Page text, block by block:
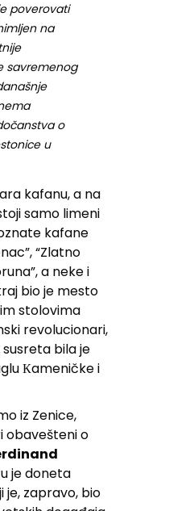
poverovati
na
savremenog
o
u
kafanu, a na
samo limeni
kafane
“Zlatno
a neke i
bio je mesto
stolovima
revolucionari,
bila je
Кameničke i
iz Zenice,
obavešteni o
je doneta
zapravo, bio